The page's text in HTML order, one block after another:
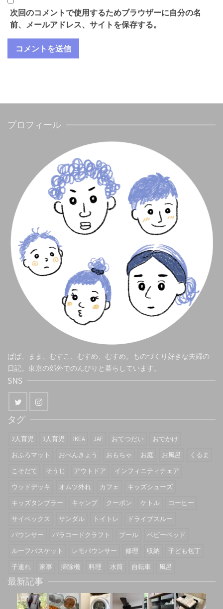
次回のコメントで使用するためブラウザーに自分の名
前、メールアドレス、サイトを保存する。
プロフィール
ぱぱ、まま、むすこ、むすめ、むすめ。ものづくり好きな夫婦の
日記。東京の郊外でのんびりと暮らしています。
SNS
タグ
2人育児 3人育児 IKEA JAF おてつだい
おでかけ
おふろマット
おべんきょう おもちゃ お庭 お風呂
くるま
こそだて
そうじ アウトドア
インフィニティチェア
ウッドデッキ
オムツ外れ カフェ
キッズシューズ
キッズタンブラー
キャンプ クーポン ケトル
コーヒー
サイベックス
サンダル トイトレ
ドライブスルー
バウンサー
パラコードクラフト プール
ベビーベッド
ルーフバスケット
レモバウンサー 修理 収納
子ども包丁
子連れ
家事 掃除機 料理 水筒 自転車 風呂
最新記事